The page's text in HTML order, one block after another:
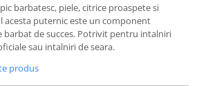
barbatesc, piele, citrice proaspete si
acesta puternic este un component
barbat de succes. Potrivit pentru intalniri
sau intalniri de seara.
produs